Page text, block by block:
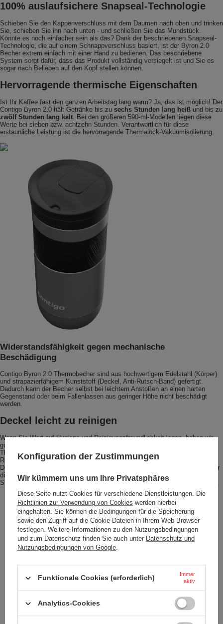
100% auslaufsichere Snapseal-Technologie
Schieben Sie den Kappenverschluss mit dem Daumen nach oben und trinken
Sie, schieben Sie ihn nach unten - und schließen Sie das Mundstück.
Könnte es noch einfacher sein als das? Dank der beschriebenen Snapseal-
Technologie, die auf einem Schnappverschluss basiert, ist der Byron 2.0
Becher extrem einfach mit einer Hand zu bedienen. Das beschriebene
System sorgt dafür, dass das Produkt vollständig versiegelt ist und Sie es
sogar nach Belieben auf den Kopf stellen können.
Hervorragende thermische Eigenschaften
Ist Ihr Kaffee fast den ganzen Arbeitstag lang warm? Ja, das ist möglich! Der
Contigo Byron 2.0 hält Getränke bis zu sechs Stunden lang heiß und bis zu
zwölf Stunden lang kalt. Bei den größeren 590-ml-Modellen liegen diese
Werte bei sieben bzw. achtzehn Stunden. Verantwortlich für diese
erstaunliche Leistung ist die hervorragende Thermalock-Vakuumisolierung.
Widerstandsfähigkeit gegen mechanische
Beschädigung
Contigo Byron 2.0 Thermobecher sind aus hochwertigem Edelstahl (Körper)
und strapazierfähigem Kunststoff (Deckel, Anti-Rutsch-Band) gefertigt.
Dadurch kann der Becher selbst bei leichtem Anstoßen an einen harten
Gegenstand oder beim Fallenlassen aus geringer Höhe nicht beschädigt
werden.
Deckel leicht zu reinigen
Wenn Sie Wert auf Hygiene und Reinigungsfreundlichkeit legen, haben wir
gute Nachrichten für Sie. Jeder Winkel des Deckels des Contigo Byron 2.0
Thermobechers lässt sich ganz einfach reinigen. Und das gilt sowohl für die
Reinigung von Hand als auch für die Reinigung in der Spülmaschine. Der
Deckel, mit dem jeder Byron 2.0 Thermobecher ausgestattet ist, ist auch für
die automatische Reinigung geeignet. Um die Effizienz zu erhöhen, öffnen
Sie das Mundstück des Bechers, bevor Sie ihn in die Spülmaschine stellen.
Konfiguration der Zustimmungen
Wir kümmern uns um Ihre Privatsphäres
Diese Seite nutzt Cookies für verschiedene Dienstleistungen. Die
Richtlinien zur Verwendung von Cookies werden hierbei
eingehalten. Sie können die Bedingungen für die Speicherung
sowie den Zugriff auf die Cookie-Dateien in Ihrem Web-Browser
festlegen. Weitere Informationen zu den Nutzungsbedingungen
und zum Datenschutz finden Sie auch unter Datenschutz und
Nutzungsbedingungen von Google.
Funktionale Cookies (erforderlich)
Immer
aktiv
Analytics-Cookies